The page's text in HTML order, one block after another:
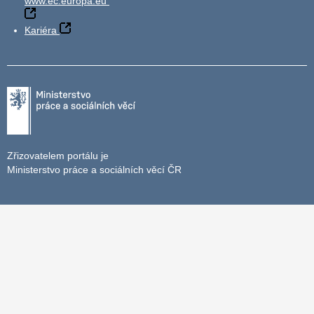
Kariéra
Zřizovatelem portálu je
Ministerstvo práce a sociálních věcí ČR